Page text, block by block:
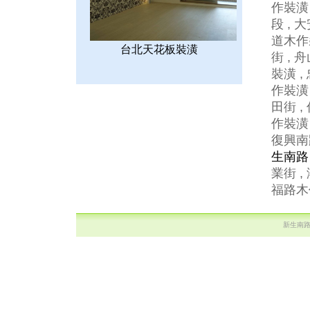
台北天花板裝潢
作裝
段 , 大
道木
街 , 舟
裝潢 ,
作裝
田街 ,
作裝
復興
生南路
業街 ,
福路
新生南